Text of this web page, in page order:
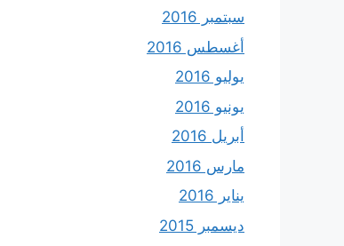
سبتمبر 2016
أغسطس 2016
يوليو 2016
يونيو 2016
أبريل 2016
مارس 2016
يناير 2016
ديسمبر 2015